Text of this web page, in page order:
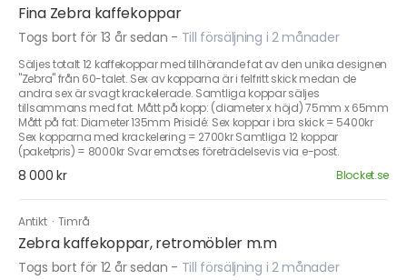
Fina Zebra kaffekoppar
Togs bort för 13 år sedan - Till försäljning i 2 månader
Säljes totalt 12 kaffekoppar med tillhörande fat av den unika designen
"Zebra" från 60-talet. Sex av kopparna är i felfritt skick medan de
andra sex är svagt krackelerade. Samtliga koppar säljes
tillsammans med fat. Mått på kopp: (diameter x höjd) 75mm x 65mm
Mått på fat: Diameter 135mm Prisidé: Sex koppar i bra skick = 5400kr
Sex kopparna med krackelering = 2700kr Samtliga 12 koppar
(paketpris) = 8000kr Svar emotses företrädelsevis via e-post.
8 000 kr Blocket.se
Antikt · Timrå
Zebra kaffekoppar, retromöbler m.m
Togs bort för 12 år sedan - Till försäljning i 2 månader